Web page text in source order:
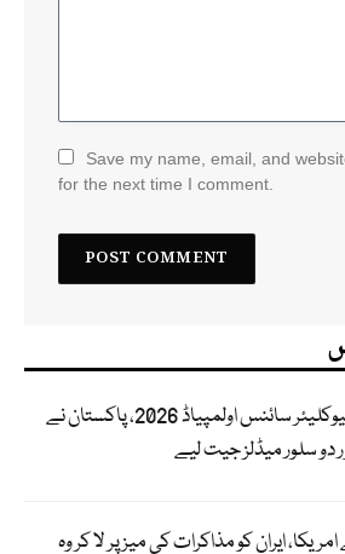
Save my name, email, and
for the next time I comment.
انٹرنیشنل نیوکلیئر سائنس اولمپیاڈ 2026، پاکستان نے
دو سلور میڈلز جیت لیے
ایران کو مذاکرات کی میز پر لا کر وہ